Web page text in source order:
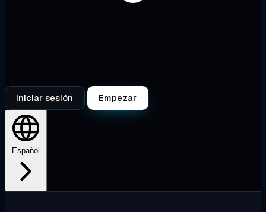
Iniciar sesión Empezar
Español